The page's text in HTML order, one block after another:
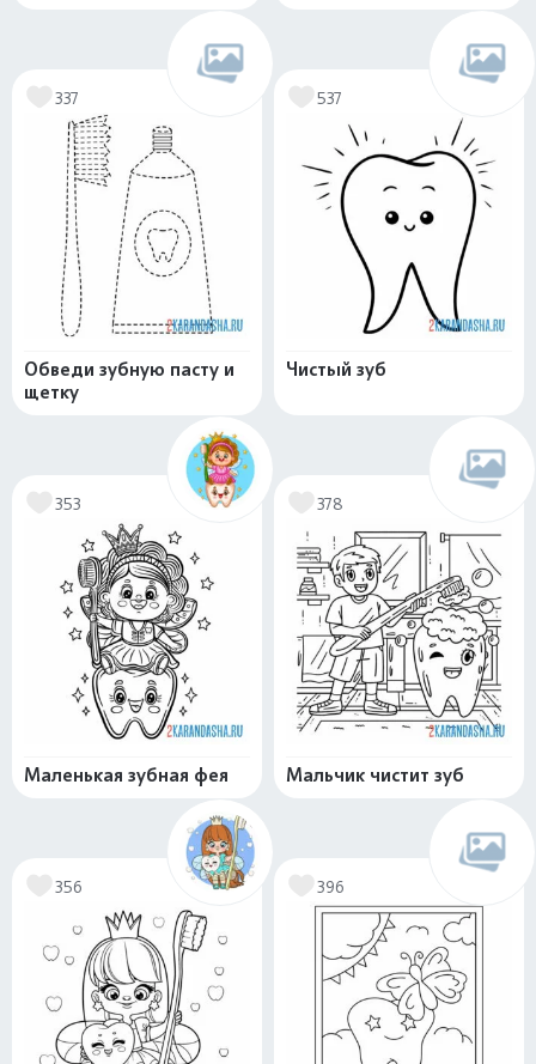
337
Обведи зубную пасту и
щетку
537
Чистый зуб
353
Маленькая зубная фея
378
Мальчик чистит зуб
356 396